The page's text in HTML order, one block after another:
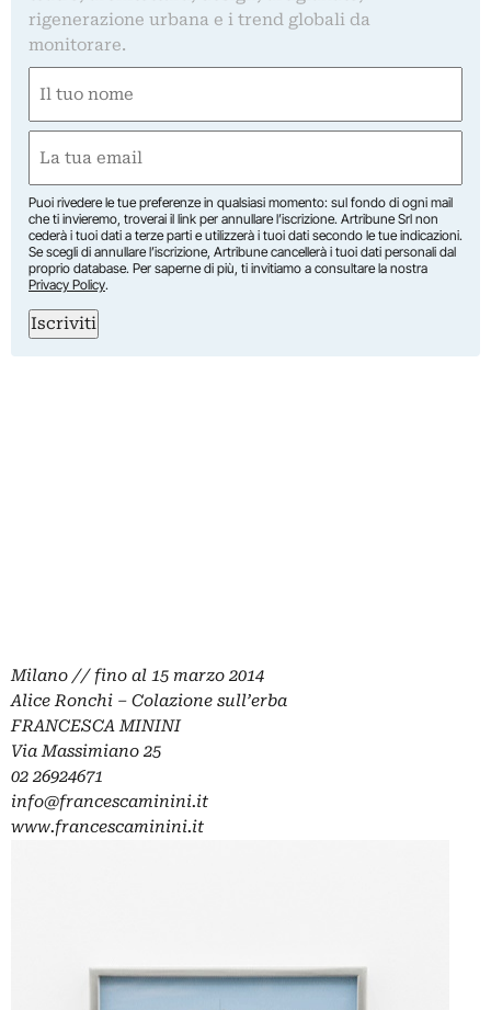
rigenerazione urbana e i trend globali da
monitorare.
(Required)
(Required)
Puoi rivedere le tue preferenze in qualsiasi momento: sul fondo di ogni mail
che ti invieremo, troverai il link per annullare l’iscrizione. Artribune Srl non
cederà i tuoi dati a terze parti e utilizzerà i tuoi dati secondo le tue indicazioni.
Se scegli di annullare l’iscrizione, Artribune cancellerà i tuoi dati personali dal
proprio database. Per saperne di più, ti invitiamo a consultare la nostra
Privacy Policy.
Iscriviti
Milano // fino al 15 marzo 2014
Alice Ronchi – Colazione sull’erba
FRANCESCA MININI
Via Massimiano 25
02 26924671
info@francescaminini.it
www.francescaminini.it